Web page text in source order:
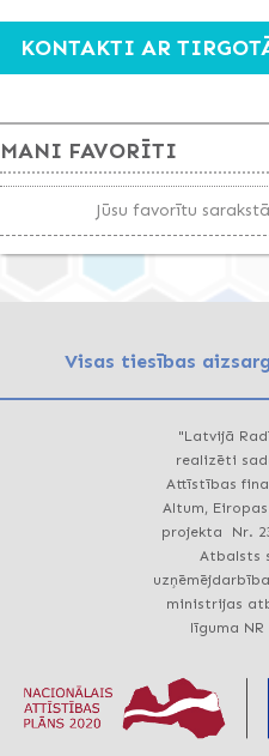
KONTAKTI AR
MANI FAVORĪTI
Jūsu favorītu
Visas tiesības
"Latvijā
realizēti
Attīstības
Altum,
projekta Nr.
Atbalsts
ministrijas
līguma NR